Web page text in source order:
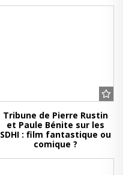
Tribune de Pierre Rustin
et Paule Bénite sur les
SDHI : film fantastique ou
comique ?